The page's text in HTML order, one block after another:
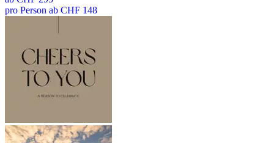
pro Person ab CHF 148